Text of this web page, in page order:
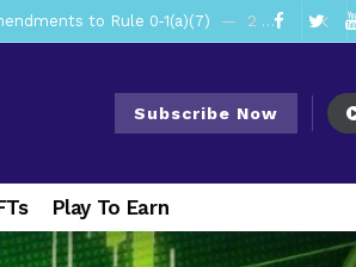
to Rule 0‑1(a)(7) 2 days ago
Meeting 1 week ago
weeks ago
Subscribe Now
Play To Earn